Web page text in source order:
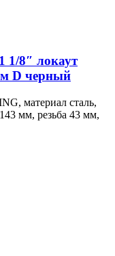
1/8″ локаут
D черный
материал сталь,
мм, резьба 43 мм,